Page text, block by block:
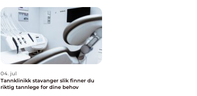
04. jul
Tannklinikk stavanger slik finner du
riktig tannlege for dine behov